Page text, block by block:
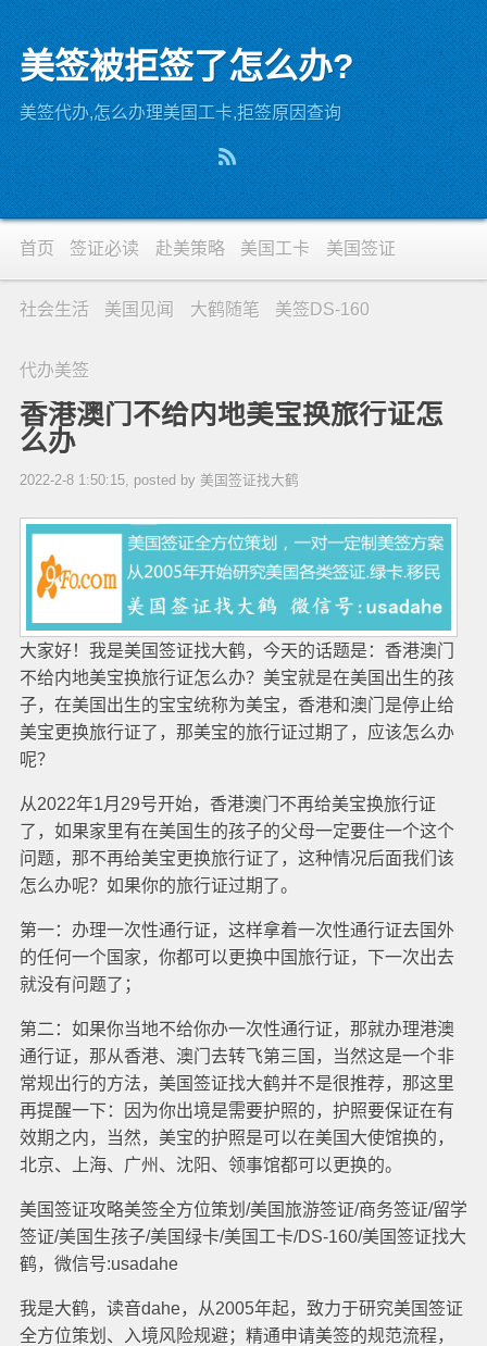
美签被拒签了怎么办?
美签代办,怎么办理美国工卡,拒签原因查询
首页 签证必读 赴美策略 美国工卡 美国签证
社会生活 美国见闻 大鹤随笔 美签DS-160
代办美签
香港澳门不给内地美宝换旅行证怎
么办
2022-2-8 1:50:15, posted by 美国签证找大鹤
大家好！我是美国签证找大鹤，今天的话题是：香港澳门
不给内地美宝换旅行证怎么办？美宝就是在美国出生的孩
子，在美国出生的宝宝统称为美宝，香港和澳门是停止给
美宝更换旅行证了，那美宝的旅行证过期了，应该怎么办
呢？
从2022年1月29号开始，香港澳门不再给美宝换旅行证
了，如果家里有在美国生的孩子的父母一定要住一个这个
问题，那不再给美宝更换旅行证了，这种情况后面我们该
怎么办呢？如果你的旅行证过期了。
第一：办理一次性通行证，这样拿着一次性通行证去国外
的任何一个国家，你都可以更换中国旅行证，下一次出去
就没有问题了；
第二：如果你当地不给你办一次性通行证，那就办理港澳
通行证，那从香港、澳门去转飞第三国，当然这是一个非
常规出行的方法，美国签证找大鹤并不是很推荐，那这里
再提醒一下：因为你出境是需要护照的，护照要保证在有
效期之内，当然，美宝的护照是可以在美国大使馆换的，
北京、上海、广州、沈阳、领事馆都可以更换的。
美国签证攻略美签全方位策划/美国旅游签证/商务签证/留学
签证/美国生孩子/美国绿卡/美国工卡/DS-160/美国签证找大
鹤，微信号:usadahe
我是大鹤，读音dahe，从2005年起，致力于研究美国签证
全方位策划、入境风险规避；精通申请美签的规范流程，